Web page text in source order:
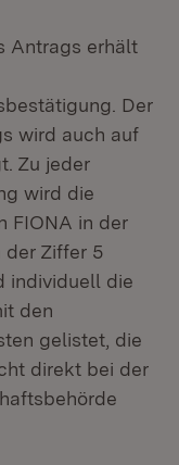
Antrags erhält
Der
wird auch auf
Zu jeder
wird die
FIONA in der
der Ziffer 5
individuell die
den
gelistet, die
direkt bei der